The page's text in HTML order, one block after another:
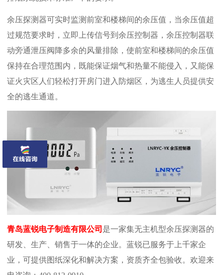
余压探测器可实时监测前室和楼梯间的余压值，当余压值超
过规范要求时，立即上传信号到余压控制器，余压控制器联
动旁通泄压阀降多余的风量排除，使前室和楼梯间的余压值
保持在合理范围内，既能保证烟气和热量不能侵入，又能保
证火灾区人们轻松打开房门进入防烟区，为逃生人员提供安
全的逃生通道。
青岛蓝锐电子制造有限公司 是一家集无主机型余压探测器的
研发、生产、销售于一体的企业。蓝锐已服务于上千家企
业，可提供图纸深化和解决方案，资质齐全包验收。欢迎来